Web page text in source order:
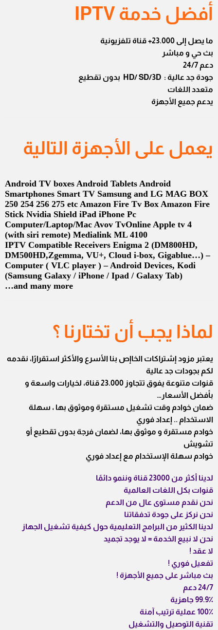
أفضل خدمة IPTV
ما يصل إلى 23.000+ قناة تلفزيونية
بث حي و مباشر
دعم 24/7
جودة جد عالية : HD/ SD/3D بدون تقطيع
متعدد اللغات
يدعم جميع الأجهزة
يعمل على الأجهزة التالية
Android TV boxes Android Tablets Android
Smartphones Smart TV Samsung and LG MAG BOX
250 254 256 275 etc Amazon Fire Tv Box Amazon Fire
Stick Nvidia Shield iPad iPhone Pc
Computer/Laptop/Mac Avov TvOnline Apple tv 4
(with siri remote) Medialink ML 4100
IPTV Compatible Receivers Enigma 2 (DM800HD,
DM500HD,Zgemma, VU+, Cloud i-box, Gigablue…) –
Computer ( VLC player ) – Android Devices, Kodi
(Samsung Galaxy / iPhone / Ipad / Galaxy Tab)
and many more…
لماذا يجب أن تختارنا ؟
يعتبر مزود إشتراكات الخاإص بنا الأسرع والأكثر استقرارًا، نقدمه
لكم بجودات جد عالية
قنوات متنوعة يفوق تتجاوز 23.000 قناة، لخيارات واسعة و
بأفضل الأسعار…
ضمان خوادم وقت تشغيل مستقرة وموثوق بها ، سهلة
الاستخدام .. إعداد فوري
خوادم مستقرة و موثوق بها، لضمان فرجة بدون تقطيع أو
تشويش
خوادم سهلة الإستخدام مع إعداد فوري
لدينا أكثر من 23000 قناة وننمو دائمًا
قنوات بكل اللغات العالمية
نحن نقدم مستوى عال من الدعم
نحن نركز على جودة تدفقاتنا
لدينا الكثير من البرامج التعليمية حول كيفية تشغيل الجهاز
نحن لا نبيع الخدمة = لا يوجد تجميد
لا عقد !
تفعيل فوري !
بث مباشر على جميع الأجهزة !
24/7 دعم
99.9٪ جاهزية
100٪ عملية ترتيب آمنة
تقنية التوصيل والتشغيل